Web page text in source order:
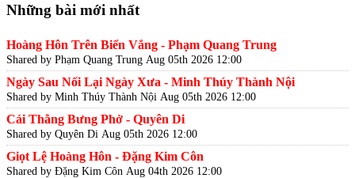
Những bài mới nhất
Hoàng Hôn Trên Biển Vắng - Phạm Quang Trung
Shared by Phạm Quang Trung Aug 05th 2026 12:00
Ngày Sau Nối Lại Ngày Xưa - Minh Thúy Thành Nội
Shared by Minh Thúy Thành Nội Aug 05th 2026 12:00
Cái Thằng Bưng Phở - Quyên Di
Shared by Quyên Di Aug 05th 2026 12:00
Giọt Lệ Hoàng Hôn - Đặng Kim Côn
Shared by Đặng Kim Côn Aug 04th 2026 12:00